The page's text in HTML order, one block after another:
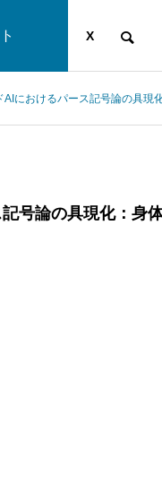
X
AIにおけるパース記号論の具現
号論の具現化：身